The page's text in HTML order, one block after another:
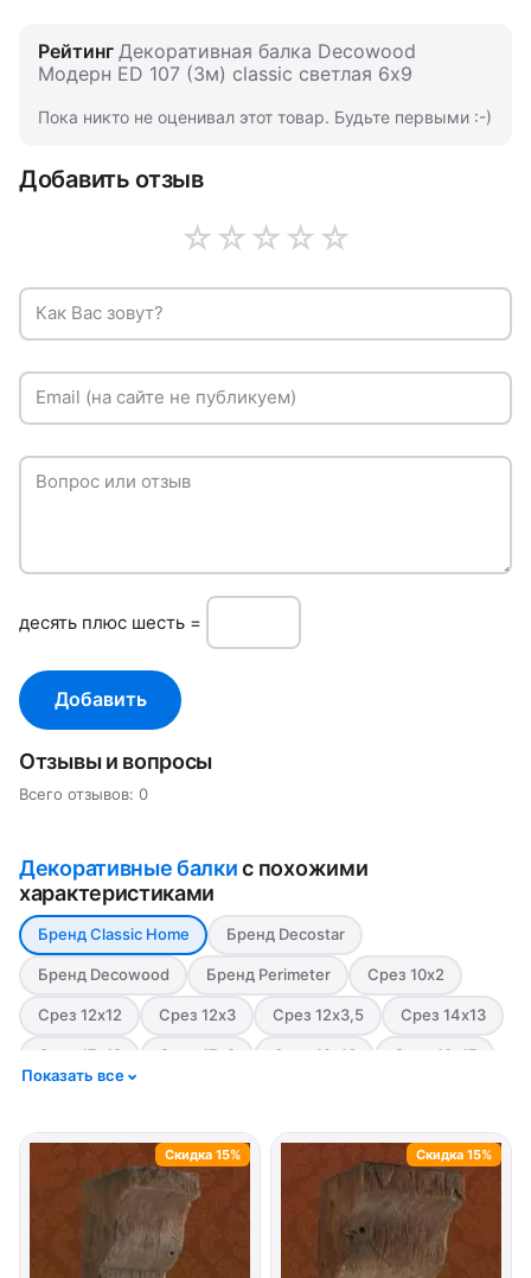
Рейтинг Декоративная балка Decowood
Модерн ED 107 (3м) classic светлая 6х9
Пока никто не оценивал этот товар. Будьте первыми :-)
Добавить отзыв
☆
☆
☆
☆
☆
Как Вас зовут?
Email (на сайте не публикуем)
Вопрос или отзыв
дeсять плюc шесть =
Добавить
Отзывы и вопросы
Всего отзывов: 0
Декоративные балкис похожими
характеристиками
Бренд Classic Home Бренд Decostar
Бренд Decowood Бренд Perimeter Срез 10х2
Срез 12х12 Срез 12х3 Срез 12х3,5 Срез 14х13
Срез 17х19 Срез 17х3 Срез 19х13 Срез 19х17
Стиль Модерн Стиль Рустик Цвет Белый
Цвет Красный Цвет светлый Цвет Серый
Цвет тёмный
Показать все
Скидка 15% Скидка 15%